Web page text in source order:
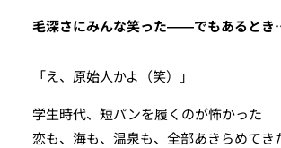
毛深さにみんな笑った――でもあると
「え、原始人かよ（笑）」
学生時代、短パンを履くのが怖かった
恋も、海も、温泉も、全部あきらめてき